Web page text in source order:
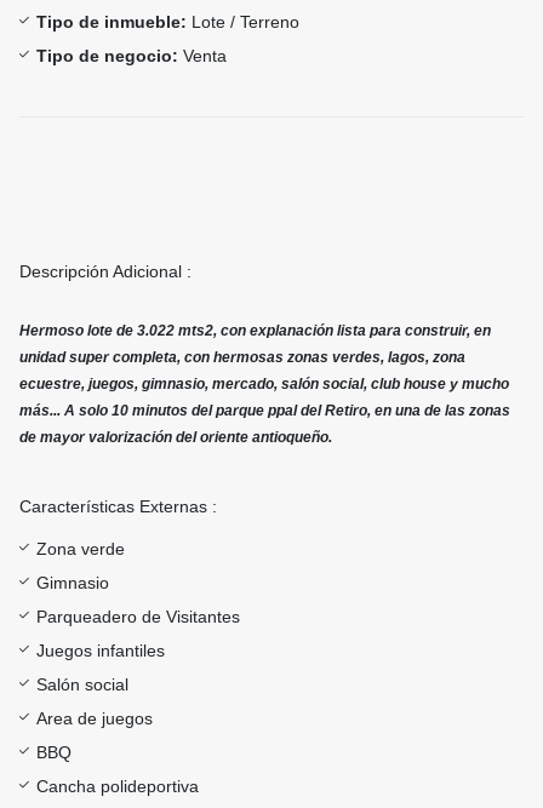
Tipo de inmueble: Lote / Terreno
Tipo de negocio: Venta
Descripción Adicional :
Hermoso lote de 3.022 mts2, con explanación lista para construir, en
unidad super completa, con hermosas zonas verdes, lagos, zona
ecuestre, juegos, gimnasio, mercado, salón social, club house y mucho
más... A solo 10 minutos del parque ppal del Retiro, en una de las zonas
de mayor valorización del oriente antioqueño.
Características Externas :
Zona verde
Gimnasio
Parqueadero de Visitantes
Juegos infantiles
Salón social
Area de juegos
BBQ
Cancha polideportiva